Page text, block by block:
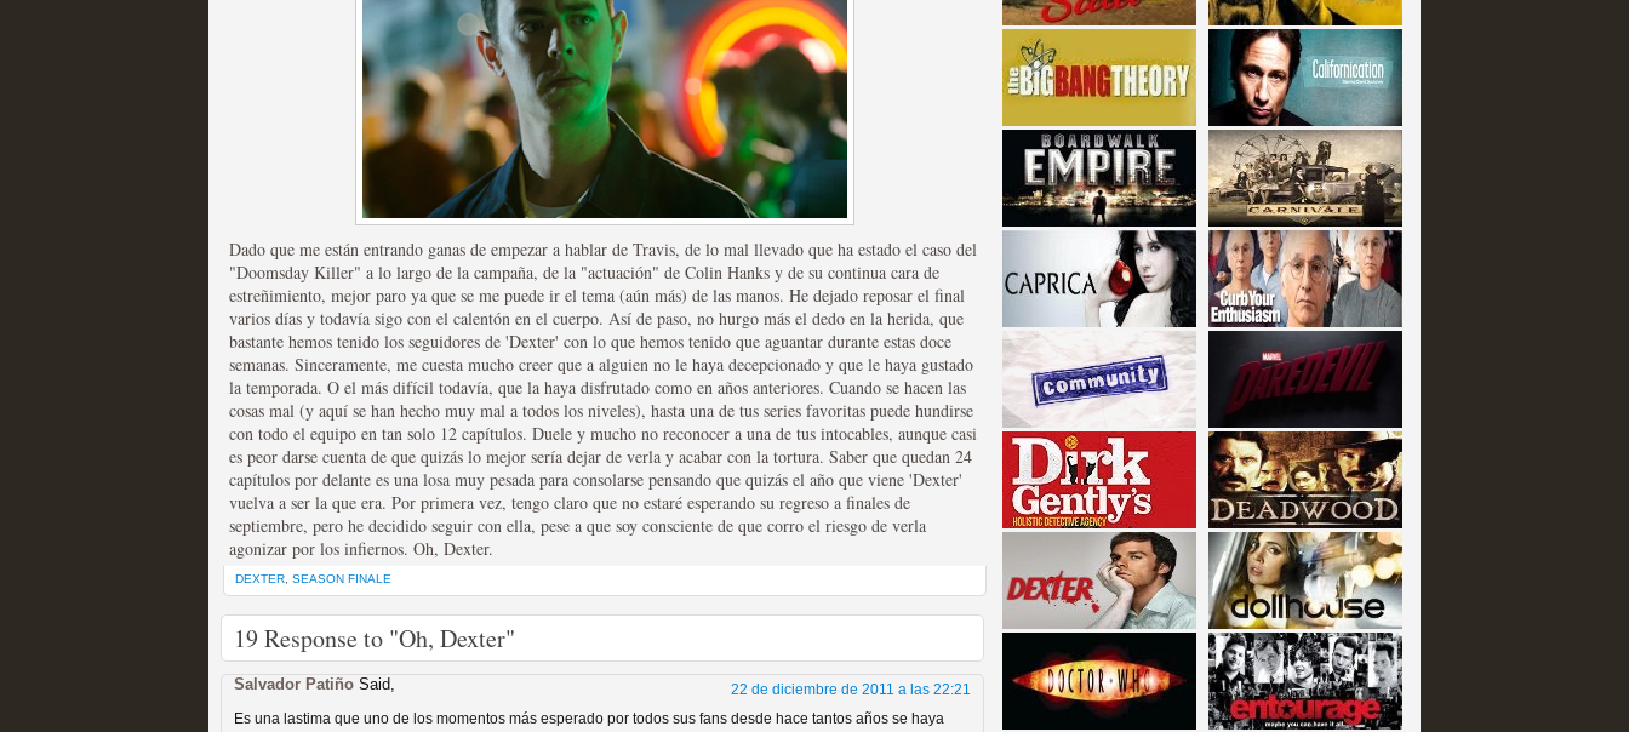
Las series de 10 temporadas están en peligro de
Recomendación de la semana
Expediente X: Guía para descubrir la "verdad"
MOLTISANTI
Recomendación de la semana
Dado que me están entrando ganas de empezar a hablar de Travis, de lo mal llevado que ha estado el caso del
"Doomsday Killer" a lo largo de la campaña, de la "actuación" de Colin Hanks y de su continua cara de
estreñimiento, mejor paro ya que se me puede ir el tema (aún más) de las manos. He dejado reposar el final
varios días y todavía sigo con el calentón en el cuerpo. Así de paso, no hurgo más el dedo en la herida, que
bastante hemos tenido los seguidores de 'Dexter' con lo que hemos tenido que aguantar durante estas doce
semanas. Sinceramente, me cuesta mucho creer que a alguien no le haya decepcionado y que le haya gustado
la temporada. O el más difícil todavía, que la haya disfrutado como en años anteriores. Cuando se hacen las
cosas mal (y aquí se han hecho muy mal a todos los niveles), hasta una de tus series favoritas puede hundirse
con todo el equipo en tan solo 12 capítulos. Duele y mucho no reconocer a una de tus intocables, aunque casi
es peor darse cuenta de que quizás lo mejor sería dejar de verla y acabar con la tortura. Saber que quedan 24
capítulos por delante es una losa muy pesada para consolarse pensando que quizás el año que viene 'Dexter'
vuelva a ser la que era. Por primera vez, tengo claro que no estaré esperando su regreso a finales de
septiembre, pero he decidido seguir con ella, pese a que soy consciente de que corro el riesgo de verla
agonizar por los infiernos. Oh, Dexter.
DEXTER SEASON FINALE
19 Response to "Oh, Dexter"
Salvador Patiño Said,
22 de diciembre de 2011 a las 22:21
Es una lastima que uno de los momentos más esperado por todos sus fans desde hace tantos años se haya